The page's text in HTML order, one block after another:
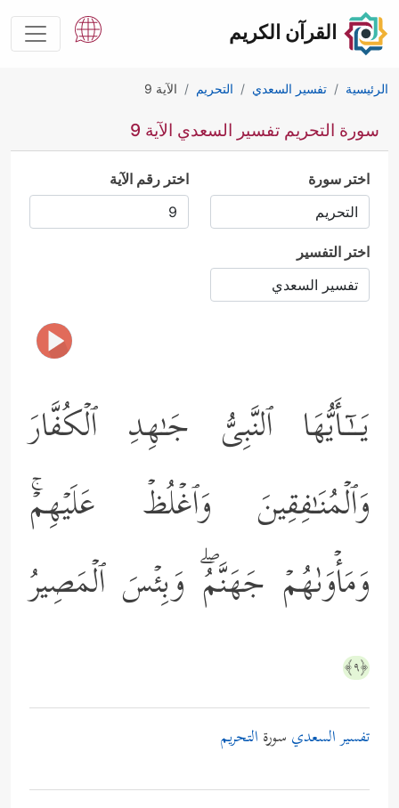
القرآن الكريم
الرئيسية تفسير السعدي التحريم الآية 9
سورة التحريم تفسير السعدي الآية 9
اختر سورة اختر رقم الآية
اختر التفسير
یَــٰۤـأَیُّهَا ٱلنَّبِیُّ جَـٰهِدِ ٱلۡكُفَّارَ
وَٱلۡمُنَـٰفِقِینَ وَٱغۡلُظۡ عَلَیۡهِمۡۚ
وَمَأۡوَىٰهُمۡ جَهَنَّمُۖ وَبِئۡسَ ٱلۡمَصِیرُ
﴿٩﴾
تفسير السعدي سورة التحريم